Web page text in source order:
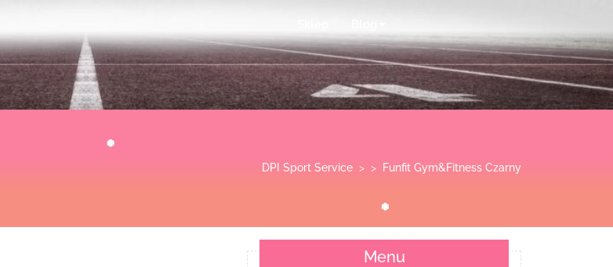
DPI Sport Service > > Funfit Gym&Fitness Czarny
Menu